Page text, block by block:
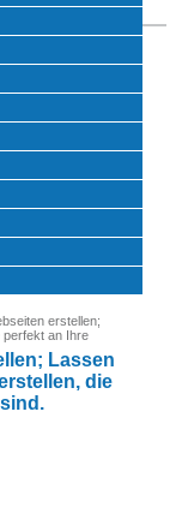
erstellen;
perfekt an Ihre
Lassen
die